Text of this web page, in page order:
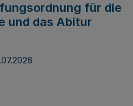
für die
und das Abitur